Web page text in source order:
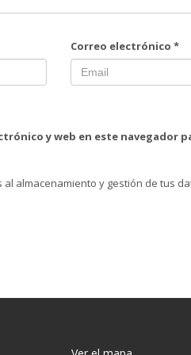
Correo electrónico*
y web en este navegador
almacenamiento y gestión de tus